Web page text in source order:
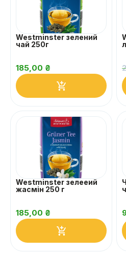
Westminster зелений
чай 250г
185,00 ₴
Westminster зелееий
жасмін 250 г
185,00 ₴